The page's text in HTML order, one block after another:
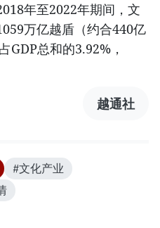
年至2022年期间，文
万亿越盾（约合440亿
GDP总和的3.92%，
越通社
#文化产业